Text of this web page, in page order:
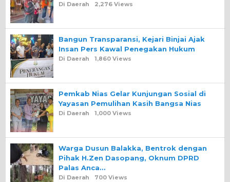
Di Daerah 2,276 Views
Bangun Transparansi, Kejari Binjai Ajak
Insan Pers Kawal Penegakan Hukum
Di Daerah 1,860 Views
Pemkab Nias Gelar Kunjungan Sosial di
Yayasan Pemulihan Kasih Bangsa Nias
Di Daerah 1,000 Views
Warga Dusun Balakka, Bentrok dengan
Pihak H.Zen Dasopang, Oknum DPRD
Palas Anca…
Di Daerah 700 Views